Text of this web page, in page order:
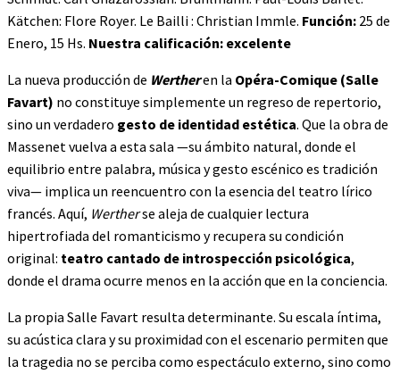
Kätchen: Flore Royer. Le Bailli : Christian Immle. Función: 25 de
Enero, 15 Hs. Nuestra calificación: excelente
La nueva producción de Wertheren la Opéra-Comique (Salle
Favart) no constituye simplemente un regreso de repertorio,
sino un verdadero gesto de identidad estética. Que la obra de
Massenet vuelva a esta sala —su ámbito natural, donde el
equilibrio entre palabra, música y gesto escénico es tradición
viva— implica un reencuentro con la esencia del teatro lírico
francés. Aquí, Wertherse aleja de cualquier lectura
hipertrofiada del romanticismo y recupera su condición
original: teatro cantado de introspección psicológica,
donde el drama ocurre menos en la acción que en la conciencia.
La propia Salle Favart resulta determinante. Su escala íntima,
su acústica clara y su proximidad con el escenario permiten que
la tragedia no se perciba como espectáculo externo, sino como